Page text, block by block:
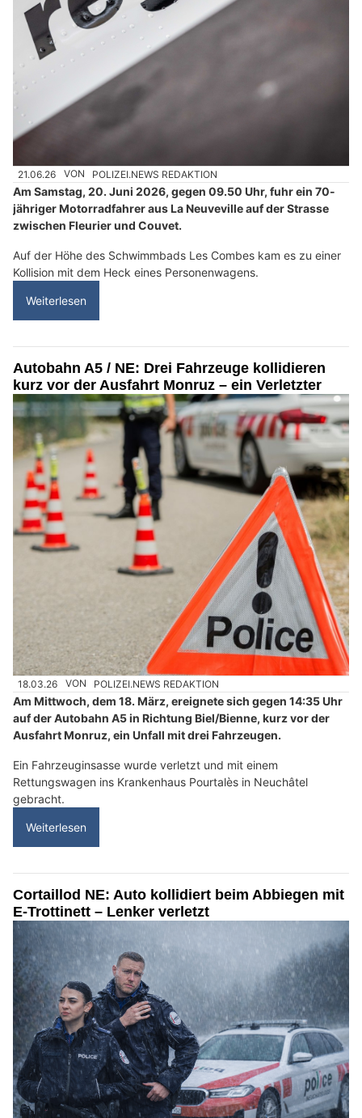
21.06.26 VON POLIZEI.NEWS REDAKTION
Am Samstag, 20. Juni 2026, gegen 09.50 Uhr, fuhr ein 70-
jähriger Motorradfahrer aus La Neuveville auf der Strasse
zwischen Fleurier und Couvet.
Auf der Höhe des Schwimmbads Les Combes kam es zu einer
Kollision mit dem Heck eines Personenwagens.
Weiterlesen
Autobahn A5 / NE: Drei Fahrzeuge kollidieren
kurz vor der Ausfahrt Monruz – ein Verletzter
18.03.26 VON POLIZEI.NEWS REDAKTION
Am Mittwoch, dem 18. März, ereignete sich gegen 14:35 Uhr
auf der Autobahn A5 in Richtung Biel/Bienne, kurz vor der
Ausfahrt Monruz, ein Unfall mit drei Fahrzeugen.
Ein Fahrzeuginsasse wurde verletzt und mit einem
Rettungswagen ins Krankenhaus Pourtalès in Neuchâtel
gebracht.
Weiterlesen
Cortaillod NE: Auto kollidiert beim Abbiegen mit
E-Trottinett – Lenker verletzt